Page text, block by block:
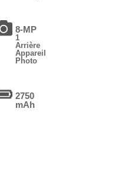
8-MP
1
Arrière
Appareil
Photo
2750
mAh